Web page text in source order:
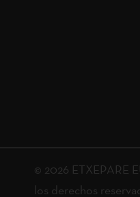
© 2026 ETXEPARE
los derechos